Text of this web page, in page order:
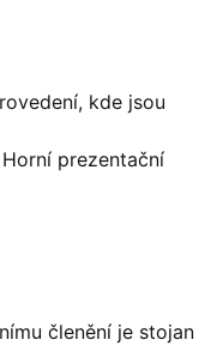
kde jsou
prezentační
členění je stojan